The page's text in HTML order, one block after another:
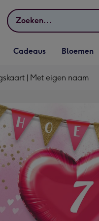
Zoeken
Vervolgkeuzelijst
Cadeaus openen
Cadeaus
Vervolgkeuzelijst
Bloemen openen
Bloemen
| Met eigen naam